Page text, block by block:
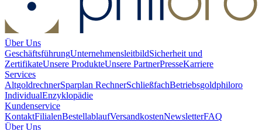
Über Uns
GeschäftsführungUnternehmensleitbildSicherheit und
ZertifikateUnsere ProdukteUnsere PartnerPresseKarriere
Services
AltgoldrechnerSparplan RechnerSchließfachBetriebsgoldphiloro
IndividualEnzyklopädie
Kundenservice
KontaktFilialenBestellablaufVersandkostenNewsletterFAQ
Über Uns